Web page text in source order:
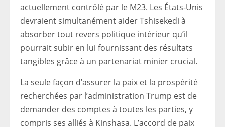
actuellement contrôlé par le M23. Les États-Unis
devraient simultanément aider Tshisekedi à
absorber tout revers politique intérieur qu’il
pourrait subir en lui fournissant des résultats
tangibles grâce à un partenariat minier crucial.
La seule façon d’assurer la paix et la prospérité
recherchées par l’administration Trump est de
demander des comptes à toutes les parties, y
compris ses alliés à Kinshasa. L’accord de paix